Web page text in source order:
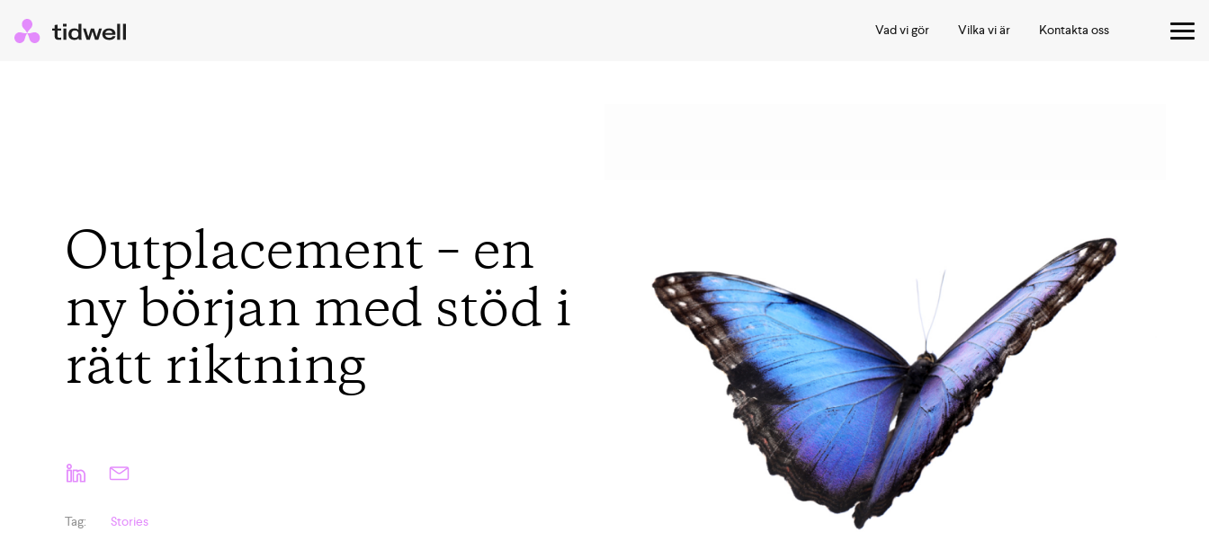
Vad vi gör Vilka vi är Kontakta oss
Outplacement – en
ny början med stöd i
rätt riktning
Tag: Stories